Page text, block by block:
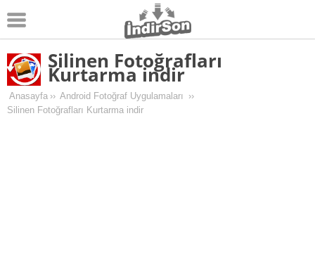
Android
Pc Oyunları
Windows
Silinen Fotoğrafları
Kurtarma indir
Anasayfa ›› Android Fotoğraf Uygulamaları ››
Silinen Fotoğrafları Kurtarma indir